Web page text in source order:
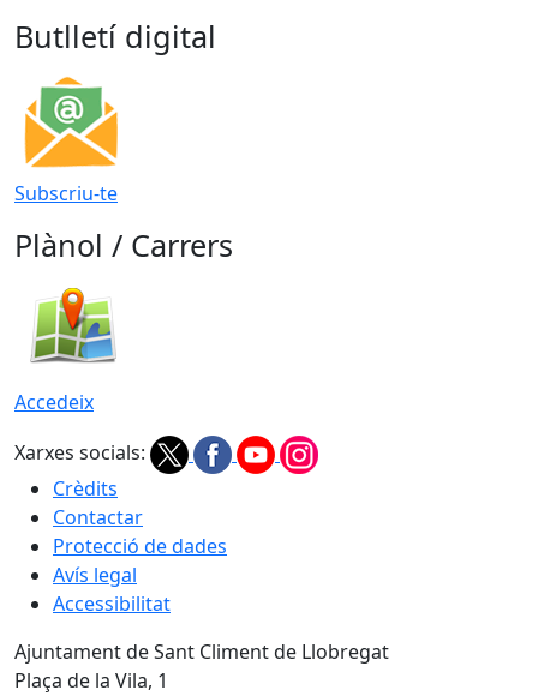
Butlletí digital
Subscriu-te
Plànol / Carrers
Accedeix
Xarxes socials:
Crèdits
Contactar
Protecció de dades
Avís legal
Accessibilitat
Ajuntament de Sant Climent de Llobregat
Plaça de la Vila, 1